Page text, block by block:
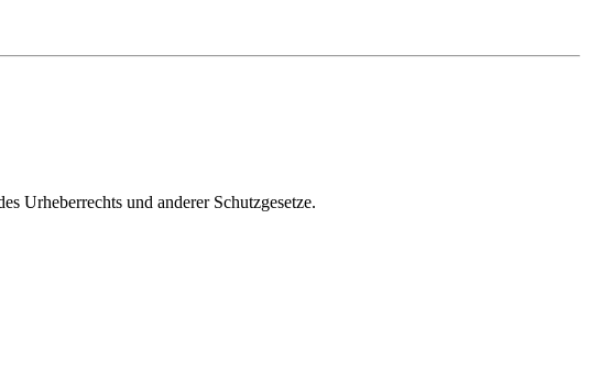
Urheberrechts und anderer Schutzgesetze.